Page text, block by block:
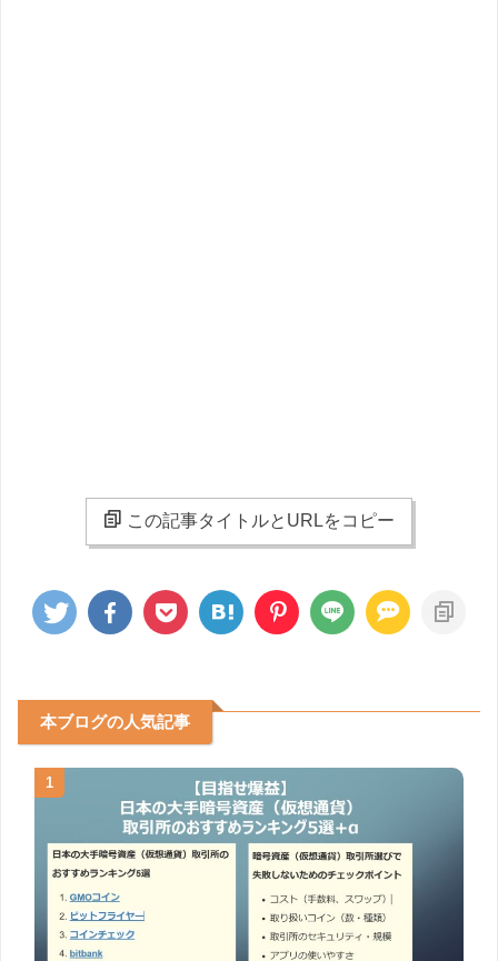
この記事タイトルとURLをコピー
本ブログの人気記事
1